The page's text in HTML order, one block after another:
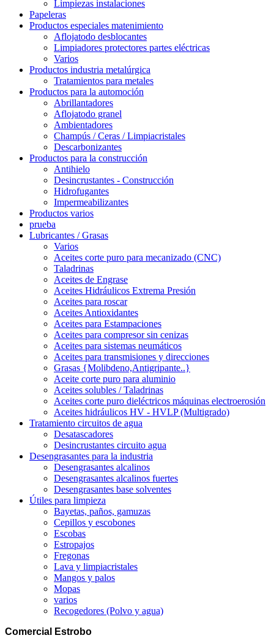
Limpiezas instalaciones
Papeleras
Productos especiales matenimiento
Aflojatodo desblocantes
Limpiadores protectores partes eléctricas
Varios
Productos industria metalúrgica
Tratamientos para metales
Productos para la automoción
Abrillantadores
Aflojatodo granel
Ambientadores
Champús / Ceras / Limpiacristales
Descarbonizantes
Productos para la construcción
Antihielo
Desincrustantes - Construcción
Hidrofugantes
Impermeabilizantes
Productos varios
prueba
Lubricantes / Grasas
Varios
Aceites corte puro para mecanizado (CNC)
Taladrinas
Aceites de Engrase
Aceites Hidráulicos Extrema Presión
Aceites para roscar
Aceites Antioxidantes
Aceites para Estampaciones
Aceites para compresor sin cenizas
Aceites para sistemas neumáticos
Aceites para transmisiones y direcciones
Grasas {Molibdeno,Antigripante..}
Aceite corte puro para aluminio
Aceites solubles / Taladrinas
Aceites corte puro dieléctricos máquinas electroerosión
Aceites hidráulicos HV - HVLP (Multigrado)
Tratamiento circuitos de agua
Desatascadores
Desincrustantes circuito agua
Desengrasantes para la industria
Desengrasantes alcalinos
Desengrasantes alcalinos fuertes
Desengrasantes base solventes
Útiles para limpieza
Bayetas, paños, gamuzas
Cepillos y escobones
Escobas
Estropajos
Fregonas
Lava y limpiacristales
Mangos y palos
Mopas
varios
Recogedores (Polvo y agua)
Comercial Estrobo